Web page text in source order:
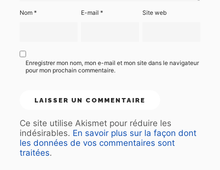
Nom * E-mail* Site web
Enregistrer mon nom, mon e-mail et mon site dans le navigateur
pour mon prochain commentaire.
Ce site utilise Akismet pour réduire les
indésirables. En savoir plus sur la façon dont
les données de vos commentaires sont
traitées.